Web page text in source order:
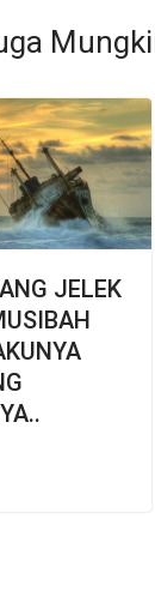
JELEK